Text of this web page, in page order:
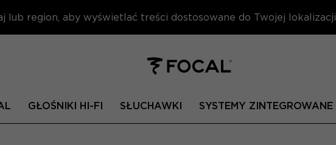
lub region, aby wyświetlać treści dostosowane do Twojej lokalizacji.
GŁOŚNIKI HI-FI SŁUCHAWKI SYSTEMY ZINTEGROWANE